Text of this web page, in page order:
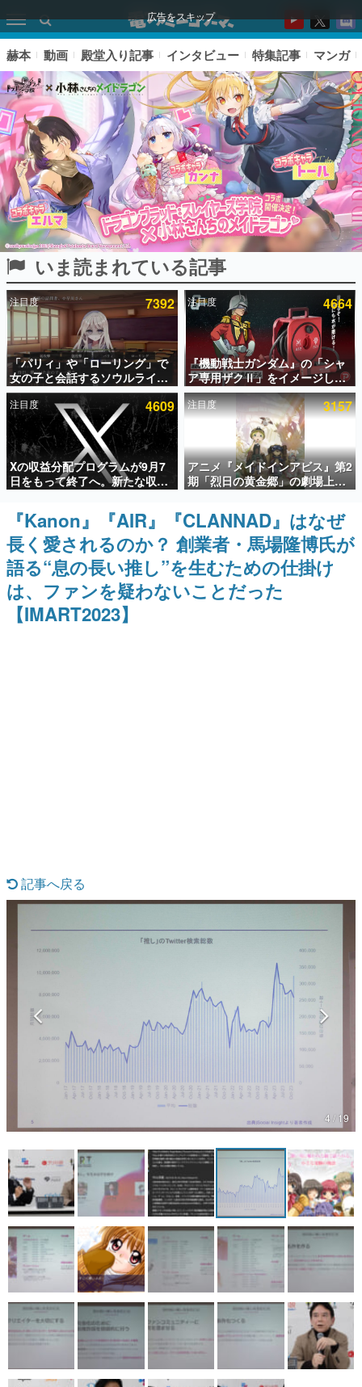
広告をスキップ
ピックアップ
電ファミのいま読まれている記事ランキング
アプリセール情報
インタビュー
連載・特集一覧
殿堂入り記事
SNS拡散数が数千以上！ ページビュー数万以上！ などな
ど。多くの人々に読まれた、電ファミ渾身の“殿堂入り”記
事をまとめました。
ゲームの企画書
名作ゲームクリエイターの方々に製作時のエピソードをお
聞きし、ヒットする企画（ゲーム）とは何か？を探ってい
きます。
赫本
この物語を解いてはいけない。『赫本』は、〈試験問題〉
の形をした短編ホラー小説集です。
なんでゲームは面白い？
具体的な形から解き明かしていく、硬派で骨太な評論連載
「経験値」「裏技」「ラスボス」… ゲームにまつわる言葉
の起源や用法の変遷を、コンピューター文化史研究家・タ
イニーP氏が徹底調査。
カテゴリ
特集記事
アプリレビュー
その他
電ファミニコゲーマーとは？
運営：株式会社マレ
赫本 動画 殿堂入り記事 インタビュー 特集記事 マンガ
いま読まれている記事
注目度 7392
「パリィ」や「ローリング」で
女の子と会話するソウルライク
恋愛ゲーム『小早川さんはソウ
ルライク』無料公開。返事に失
敗すると「YOU DIED」
注目度 4664
『機動戦士ガンダム』の「シャ
ア専用ザクⅡ」をイメージした
散水ホースリールが予約開始。
本体にはシャアのパーソナルマ
ークやジオン公国軍のエンブレ
ム、型式番号などを配置
注目度 4609
Xの収益分配プログラムが9月7
日をもって終了へ。新たな収益
化制度「Original Content
Rewards Program」を発表
注目度 3157
アニメ『メイドインアビス』第2
期「烈日の黄金郷」の劇場上映
が決定！レグ役・伊瀬茉莉也さ
んらが登壇する舞台挨拶も実施
『Kanon』『AIR』『CLANNAD』はなぜ
長く愛されるのか？ 創業者・馬場隆博氏が
語る“息の長い推し”を生むための仕掛け
は、ファンを疑わないことだった
【IMART2023】
記事へ戻る
4 / 19